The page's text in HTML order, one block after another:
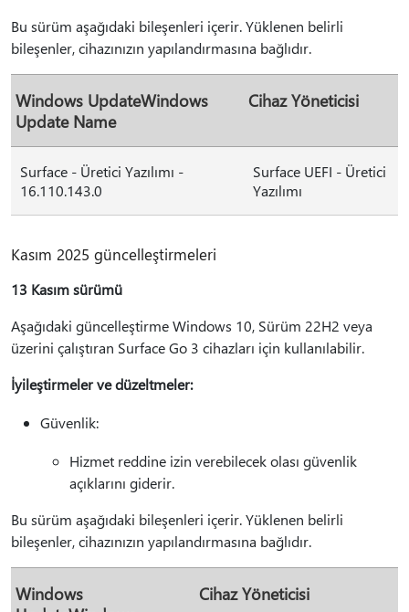
Bu sürüm aşağıdaki bileşenleri içerir. Yüklenen belirli
bileşenler, cihazınızın yapılandırmasına bağlıdır.
Windows UpdateWindows
Update Name
Cihaz Yöneticisi
Surface - Üretici Yazılımı -
16.110.143.0
Surface UEFI - Üretici
Yazılımı
Kasım 2025 güncelleştirmeleri
13 Kasım sürümü
Aşağıdaki güncelleştirme Windows 10, Sürüm 22H2 veya
üzerini çalıştıran Surface Go 3 cihazları için kullanılabilir.
İyileştirmeler ve düzeltmeler:
Güvenlik:
Hizmet reddine izin verebilecek olası güvenlik
açıklarını giderir.
Bu sürüm aşağıdaki bileşenleri içerir. Yüklenen belirli
bileşenler, cihazınızın yapılandırmasına bağlıdır.
Windows
Cihaz Yöneticisi